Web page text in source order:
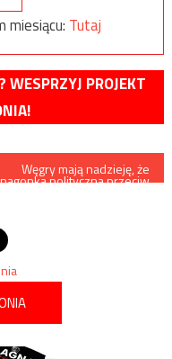
miesiącu: Tutaj
WESPRZYJ PROJEKT
Węgry mają nadzieję, że
nagonka polityczna przeciw